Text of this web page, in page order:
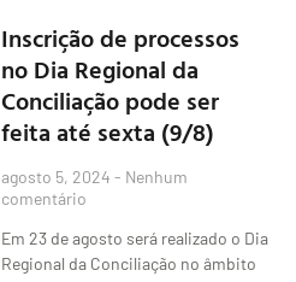
Inscrição de processos
no Dia Regional da
Conciliação pode ser
feita até sexta (9/8)
agosto 5, 2024 Nenhum
comentário
Em 23 de agosto será realizado o Dia
Regional da Conciliação no âmbito